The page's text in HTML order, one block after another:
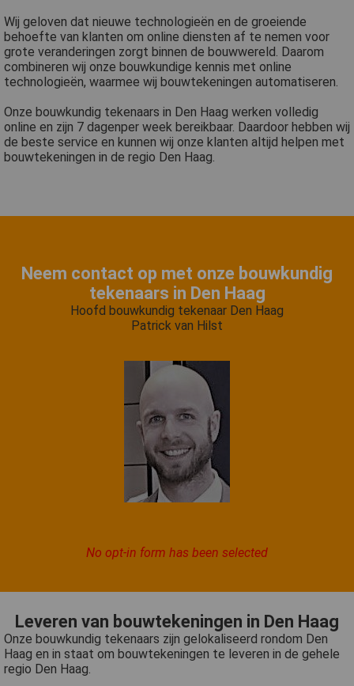
Wij geloven dat nieuwe technologieën en de groeiende
behoefte van klanten om online diensten af te nemen voor
grote veranderingen zorgt binnen de bouwwereld. Daarom
combineren wij onze bouwkundige kennis met online
technologieën, waarmee wij bouwtekeningen automatiseren.
Onze bouwkundig tekenaars in Den Haag werken volledig
online en zijn 7 dagenper week bereikbaar. Daardoor hebben wij
de beste service en kunnen wij onze klanten altijd helpen met
bouwtekeningen in de regio Den Haag.
Neem contact op met onze bouwkundig
tekenaars in Den Haag
Hoofd bouwkundig tekenaar Den Haag
Patrick van Hilst
No opt-in form has been selected
Leveren van bouwtekeningen in Den Haag
Onze bouwkundig tekenaars zijn gelokaliseerd rondom Den
Haag en in staat om bouwtekeningen te leveren in de gehele
regio Den Haag.